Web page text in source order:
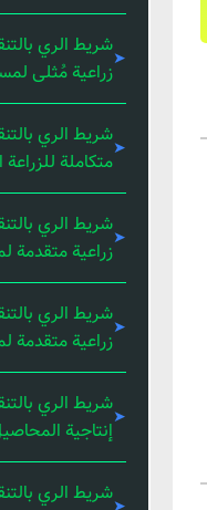
شريط الري
زراعية مُثلى
شريط الري
متكاملة للزراعة
شريط الري
زراعية متقدمة
شريط الري
زراعية متقدمة
شريط الري
إنتاجية
شريط الري